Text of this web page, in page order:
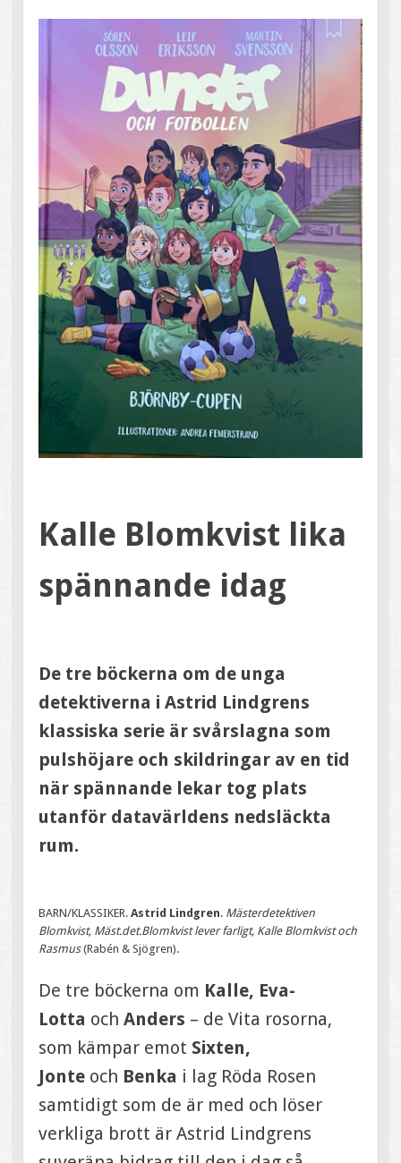
Kalle Blomkvist lika
spännande idag
De tre böckerna om de unga
detektiverna i Astrid Lindgrens
klassiska serie är svårslagna som
pulshöjare och skildringar av en tid
när spännande lekar tog plats
utanför datavärldens nedsläckta
rum.
BARN/KLASSIKER.Astrid Lindgren. Mästerdetektiven
Blomkvist, Mäst.det.Blomkvist lever farligt, Kalle Blomkvist och
Rasmus(Rabén & Sjögren).
De tre böckerna om Kalle, Eva-
Lotta och Anders – de Vita rosorna,
som kämpar emot Sixten,
Jonte och Benka i lag Röda Rosen
samtidigt som de är med och löser
verkliga brott är Astrid Lindgrens